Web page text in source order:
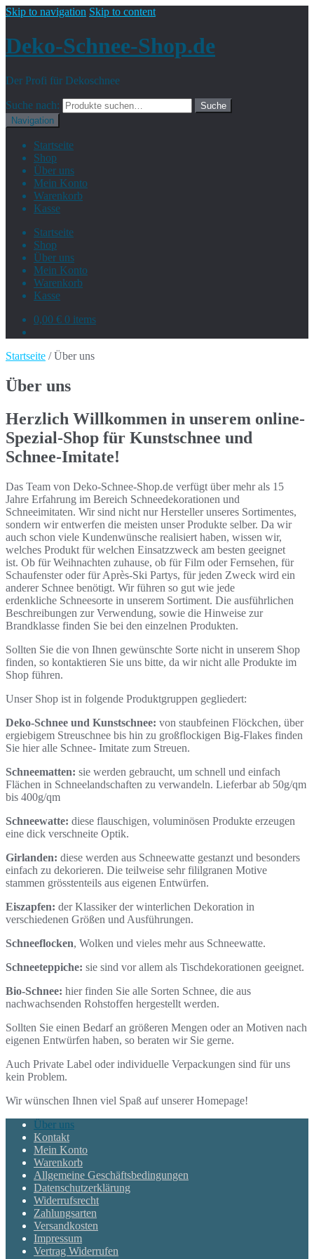
Skip to navigation Skip to content
Deko-Schnee-Shop.de
Der Profi für Dekoschnee
Suche nach:
Suche
Navigation
Startseite
Shop
Über uns
Mein Konto
Warenkorb
Kasse
Startseite
Shop
Über uns
Mein Konto
Warenkorb
Kasse
0,00 € 0 items
Startseite / Über uns
Über uns
Herzlich Willkommen in unserem online-
Spezial-Shop für Kunstschnee und
Schnee-Imitate!
Das Team von Deko-Schnee-Shop.de verfügt über mehr als 15
Jahre Erfahrung im Bereich Schneedekorationen und
Schneeimitaten. Wir sind nicht nur Hersteller unseres Sortimentes,
sondern wir entwerfen die meisten unser Produkte selber. Da wir
auch schon viele Kundenwünsche realisiert haben, wissen wir,
welches Produkt für welchen Einsatzzweck am besten geeignet
ist. Ob für Weihnachten zuhause, ob für Film oder Fernsehen, für
Schaufenster oder für Après-Ski Partys, für jeden Zweck wird ein
anderer Schnee benötigt. Wir führen so gut wie jede
erdenkliche Schneesorte in unserem Sortiment. Die ausführlichen
Beschreibungen zur Verwendung, sowie die Hinweise zur
Brandklasse finden Sie bei den einzelnen Produkten.
Sollten Sie die von Ihnen gewünschte Sorte nicht in unserem Shop
finden, so kontaktieren Sie uns bitte, da wir nicht alle Produkte im
Shop führen.
Unser Shop ist in folgende Produktgruppen gegliedert:
Deko-Schnee und Kunstschnee: von staubfeinen Flöckchen, über
ergiebigem Streuschnee bis hin zu großflockigen Big-Flakes finden
Sie hier alle Schnee- Imitate zum Streuen.
Schneematten: sie werden gebraucht, um schnell und einfach
Flächen in Schneelandschaften zu verwandeln. Lieferbar ab 50g/qm
bis 400g/qm
Schneewatte: diese flauschigen, voluminösen Produkte erzeugen
eine dick verschneite Optik.
Girlanden: diese werden aus Schneewatte gestanzt und besonders
einfach zu dekorieren. Die teilweise sehr fililgranen Motive
stammen grösstenteils aus eigenen Entwürfen.
Eiszapfen: der Klassiker der winterlichen Dekoration in
verschiedenen Größen und Ausführungen.
Schneeflocken, Wolken und vieles mehr aus Schneewatte.
Schneeteppiche: sie sind vor allem als Tischdekorationen geeignet.
Bio-Schnee: hier finden Sie alle Sorten Schnee, die aus
nachwachsenden Rohstoffen hergestellt werden.
Sollten Sie einen Bedarf an größeren Mengen oder an Motiven nach
eigenen Entwürfen haben, so beraten wir Sie gerne.
Auch Private Label oder individuelle Verpackungen sind für uns
kein Problem.
Wir wünschen Ihnen viel Spaß auf unserer Homepage!
Über uns
Kontakt
Mein Konto
Warenkorb
Allgemeine Geschäftsbedingungen
Datenschutzerklärung
Widerrufsrecht
Zahlungsarten
Versandkosten
Impressum
Vertrag Widerrufen